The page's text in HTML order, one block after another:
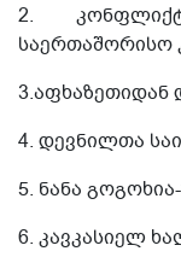
2.
საერთაშორისო
3.აფხაზეთიდან
4. დევნილთა
5. ნანა
6. კავკასიელ